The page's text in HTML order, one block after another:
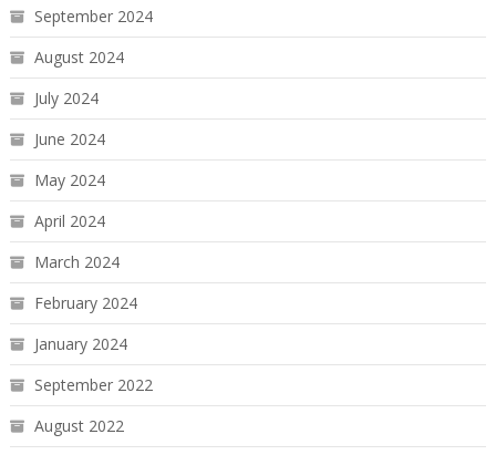
September 2024
August 2024
July 2024
June 2024
May 2024
April 2024
March 2024
February 2024
January 2024
September 2022
August 2022